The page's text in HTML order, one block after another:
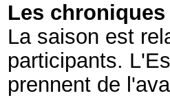
Les
La saison est
participants.
prennent de